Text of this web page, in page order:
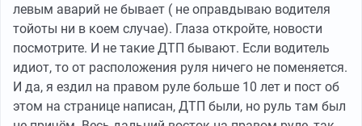
левым аварий не бывает ( не оправдываю водителя
тойоты ни в коем случае). Глаза откройте, новости
посмотрите. И не такие ДТП бывают. Если водитель
идиот, то от расположения руля ничего не поменяется.
И да, я ездил на правом руле больше 10 лет и пост об
этом на странице написан, ДТП были, но руль там был